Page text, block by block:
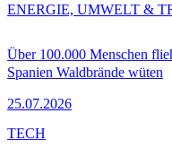
Über 100.000 Menschen
Spanien Waldbrände wüten
25.07.2026
ENERGIE, UMWELT &
TECH